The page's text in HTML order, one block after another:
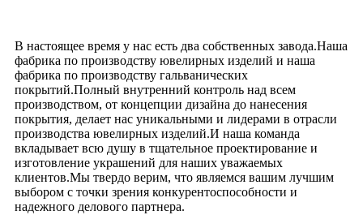
В настоящее время у нас есть два собственных завода.Наша
фабрика по производству ювелирных изделий и наша
фабрика по производству гальванических
покрытий.Полный внутренний контроль над всем
производством, от концепции дизайна до нанесения
покрытия, делает нас уникальными и лидерами в отрасли
производства ювелирных изделий.И наша команда
вкладывает всю душу в тщательное проектирование и
изготовление украшений для наших уважаемых
клиентов.Мы твердо верим, что являемся вашим лучшим
выбором с точки зрения конкурентоспособности и
надежного делового партнера.